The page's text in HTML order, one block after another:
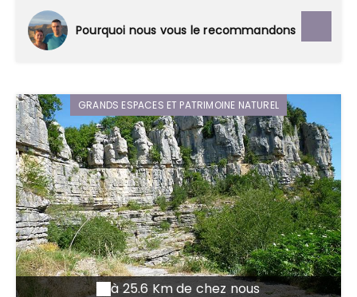
11 belvédères ont également été aménagés
sur la route touristique des Gorges.
Pourquoi nous vous le recommandons
GRANDS ESPACES ET PATRIMOINE NATUREL
à 25.6 Km de chez nous